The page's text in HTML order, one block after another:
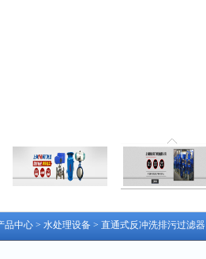
品中心 > 水处理设备 > 直通式反冲洗排污过滤器